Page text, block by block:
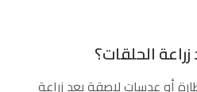
الحلقات؟
أو عدسات لاصقة بعد زراعة